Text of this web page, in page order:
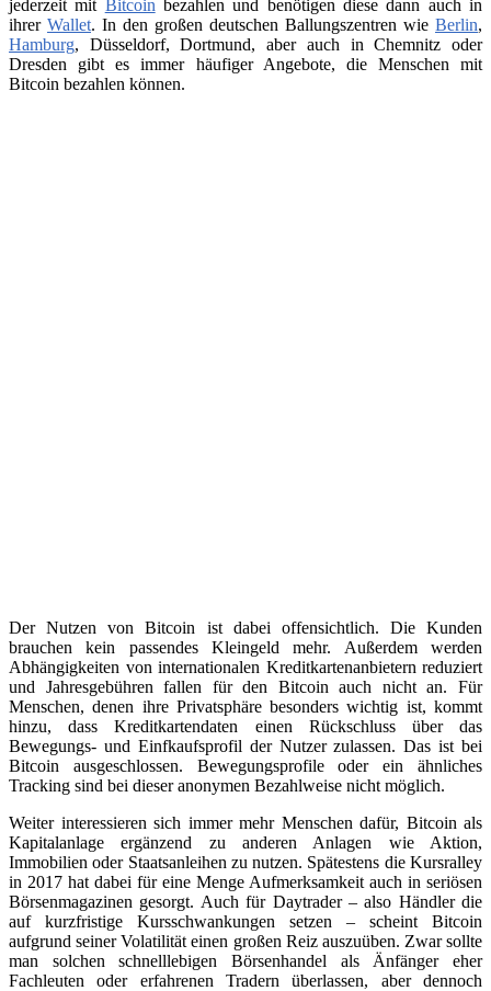
jederzeit mit Bitcoin bezahlen und benötigen diese dann auch in
ihrer Wallet. In den großen deutschen Ballungszentren wie Berlin,
Hamburg, Düsseldorf, Dortmund, aber auch in Chemnitz oder
Dresden gibt es immer häufiger Angebote, die Menschen mit
Bitcoin bezahlen können.
Der Nutzen von Bitcoin ist dabei offensichtlich. Die Kunden
brauchen kein passendes Kleingeld mehr. Außerdem werden
Abhängigkeiten von internationalen Kreditkartenanbietern reduziert
und Jahresgebühren fallen für den Bitcoin auch nicht an. Für
Menschen, denen ihre Privatsphäre besonders wichtig ist, kommt
hinzu, dass Kreditkartendaten einen Rückschluss über das
Bewegungs- und Einfkaufsprofil der Nutzer zulassen. Das ist bei
Bitcoin ausgeschlossen. Bewegungsprofile oder ein ähnliches
Tracking sind bei dieser anonymen Bezahlweise nicht möglich.
Weiter interessieren sich immer mehr Menschen dafür, Bitcoin als
Kapitalanlage ergänzend zu anderen Anlagen wie Aktion,
Immobilien oder Staatsanleihen zu nutzen. Spätestens die Kursralley
in 2017 hat dabei für eine Menge Aufmerksamkeit auch in seriösen
Börsenmagazinen gesorgt. Auch für Daytrader – also Händler die
auf kurzfristige Kursschwankungen setzen – scheint Bitcoin
aufgrund seiner Volatilität einen großen Reiz auszuüben. Zwar sollte
man solchen schnelllebigen Börsenhandel als Änfänger eher
Fachleuten oder erfahrenen Tradern überlassen, aber dennoch